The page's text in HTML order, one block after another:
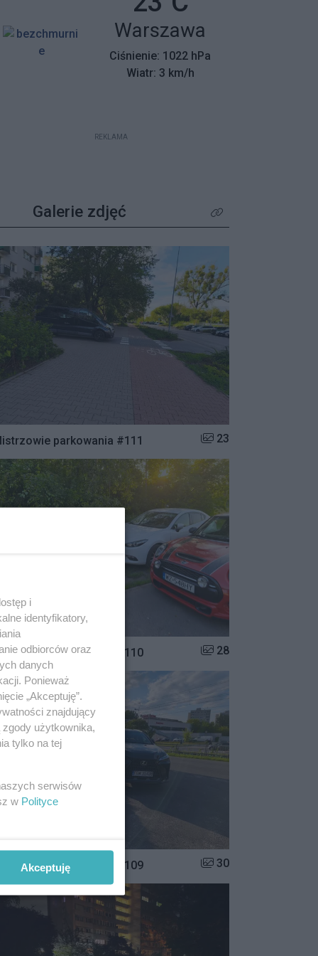
mieszkańców z wyjątkowym
apelem – poszukiwane są osoby,
które pamiętają tamte dni,
wspierały protestujących lub były
Miasto:
Warszawa
Ciśnienie: 1022 hPa
Wiatr: 3 km/h
REKLAMA
Galerie zdjęć Kliknij aby zobaczyć
parkowania #111 Liczba zdjęć w galerii:
23
parkowania #110 Liczba zdjęć w galerii:
28
parkowania #109 Liczba zdjęć w galerii:
30
i
identyfikatory,
odbiorców oraz
danych
Ponieważ
„Akceptuję”.
znajdujący
użytkownika,
tylko na tej
serwisów
w Polityce
Akceptuję